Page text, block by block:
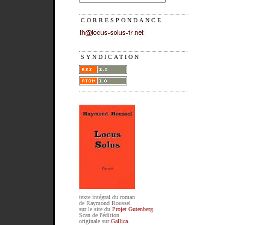
CORRESPONDANCE
SYNDICATION
texte intégral du roman
de Raymond Roussel
sur le site du Projet Gutenberg.
Scan de l'édition
originale surGallica.